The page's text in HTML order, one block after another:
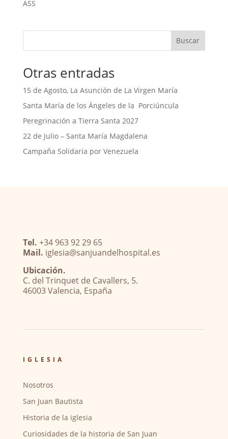
ASS
Buscar
Otras entradas
15 de Agosto, La Asunción de La Virgen María
Santa María de los Ángeles de la Porciúncula
Peregrinación a Tierra Santa 2027
22 de Julio – Santa María Magdalena
Campaña Solidaria por Venezuela
Tel. +34 963 92 29 65
Mail. iglesia@sanjuandelhospital.es
Ubicación.
C. del Trinquet de Cavallers, 5.
46003 Valencia, España
IGLESIA
Nosotros
San Juan Bautista
Historia de la iglesia
Curiosidades de la historia de San Juan